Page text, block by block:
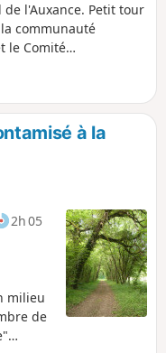
l'Auxance. Petit tour
communauté
le Comité
à la
2h 05
milieu
de